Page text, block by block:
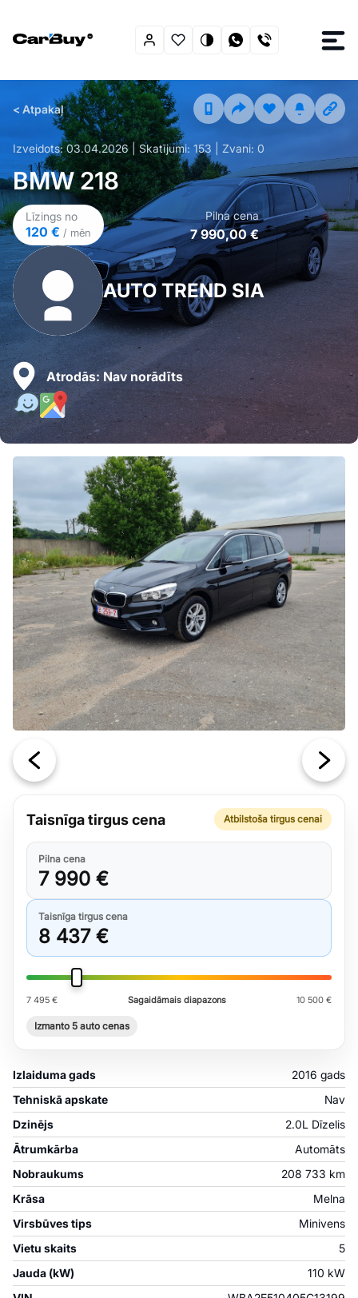
< Atpakaļ
Izveidots:03.04.2026| Skatījumi: 153 | Zvani: 0
BMW 218
Līzings no
120 € / mēn
Pilna cena
7 990,00 €
AUTO TREND SIA
Atrodās: Nav norādīts
Taisnīga tirgus cena Atbilstoša tirgus cenai
Pilna cena
7 990 €
Taisnīga tirgus cena
8 437 €
7 495 € Sagaidāmais diapazons 10 500 €
Izmanto 5 auto cenas
Izlaiduma gads
2016 gads
Tehniskā apskate
Nav
Dzinējs
2.0L Dīzelis
Ātrumkārba
Automāts
Nobraukums
208 733 km
Krāsa
Melna
Virsbūves tips
Minivens
Vietu skaits
5
Jauda (kW)
110 kW